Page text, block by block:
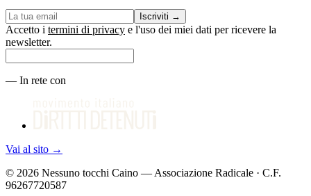
Iscriviti →
Accetto i termini di privacy e l'uso dei miei dati per ricevere la
newsletter.
— In rete con
Vai al sito →
© 2026 Nessuno tocchi Caino — Associazione Radicale · C.F.
96267720587